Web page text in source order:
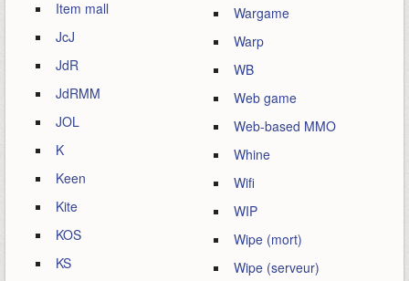
Item mall
JcJ
JdR
JdRMM
JOL
K
Keen
Kite
KOS
KS
Wargame
Warp
WB
Web game
Web-based MMO
Whine
Wifi
WIP
Wipe (mort)
Wipe (serveur)